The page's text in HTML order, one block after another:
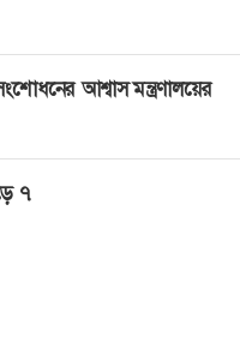
আশ্বাস মন্ত্রণালয়ের
৭